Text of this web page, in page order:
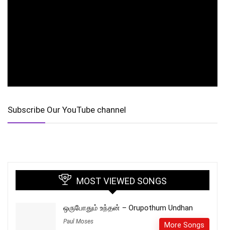
Subscribe Our YouTube channel
MOST VIEWED SONGS
ஒருபோதும் உந்தன் – Orupothum Undhan
Paul Moses More Songs